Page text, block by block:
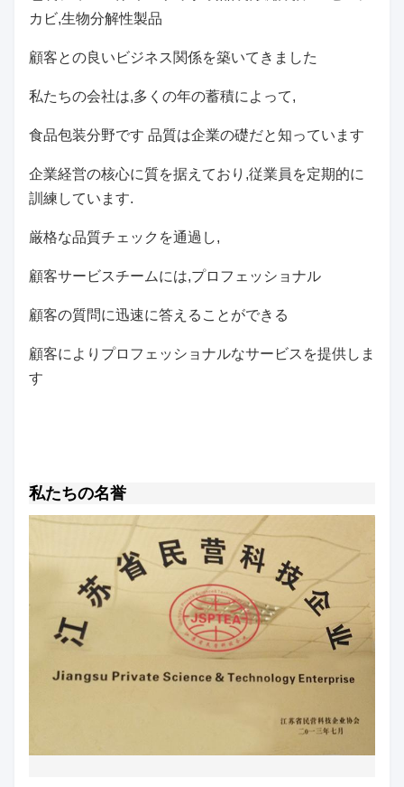
カビ,生物分解性製品
顧客との良いビジネス関係を築いてきました
私たちの会社は,多くの年の蓄積によって,
食品包装分野です 品質は企業の礎だと知っています
企業経営の核心に質を据えており,従業員を定期的に
訓練しています.
厳格な品質チェックを通過し,
顧客サービスチームには,プロフェッショナル
顧客の質問に迅速に答えることができる
顧客によりプロフェッショナルなサービスを提供しま
す
私たちの名誉